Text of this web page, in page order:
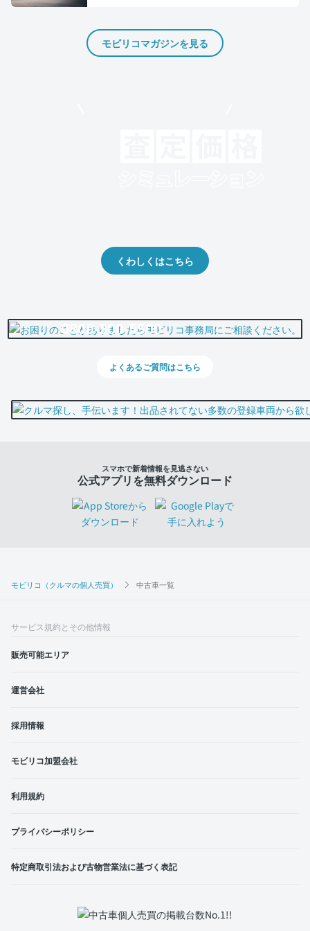
モビリコ（クルマの個人売買） 中古車一覧
モビリコマガジンを見る
くわしくはこちら
0800-500-5500
よくあるご質問はこちら
スマホで新着情報を見逃さない
公式アプリを無料ダウンロード
サービス規約とその他情報
販売可能エリア
運営会社
採用情報
モビリコ加盟会社
利用規約
プライバシーポリシー
特定商取引法および古物営業法に基づく表記